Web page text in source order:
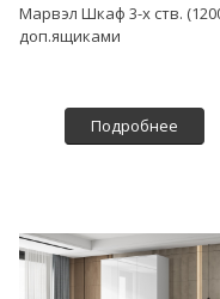
Марвэл Шкаф 3-х ств.
доп.ящиками
Подробнее